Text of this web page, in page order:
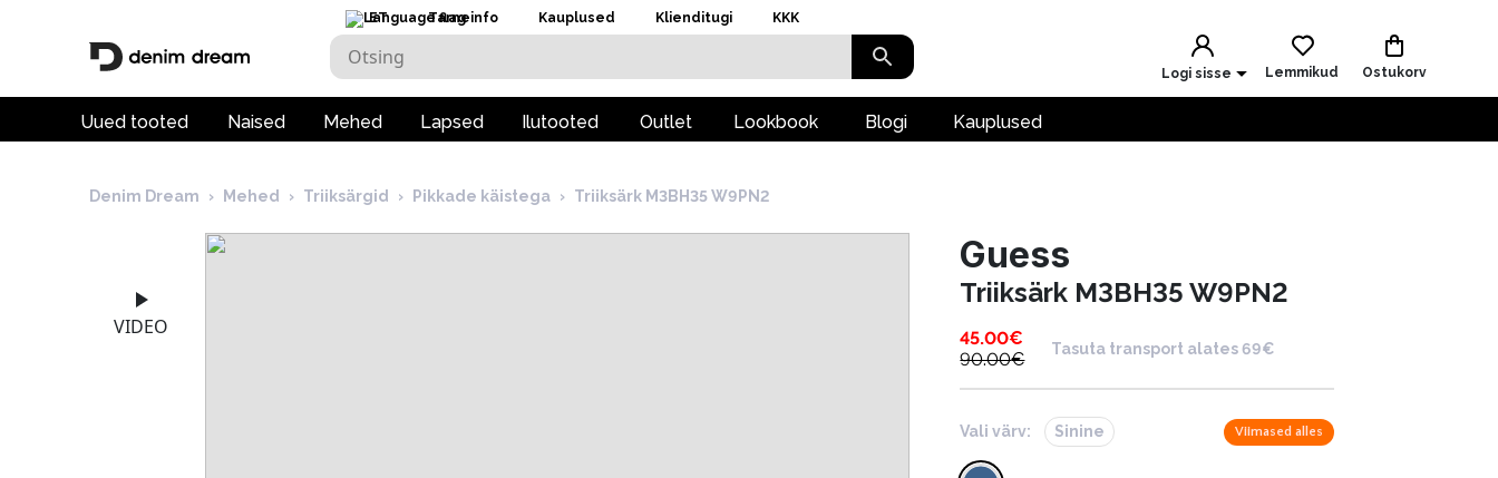
ET Tarneinfo Kauplused Klienditugi KKK
Logi sisse Lemmikud Ostukorv
Uued tooted Naised Mehed Lapsed Ilutooted Outlet Lookbook Blogi Kauplused
Denim Dream › Mehed › Triiksärgid › Pikkade käistega › Triiksärk M3BH35 W9PN2
VIDEO
Guess
Triiksärk M3BH35 W9PN2
45.00€
90.00€
Tasuta transport alates 69€
Vali värv: Sinine Viimased alles